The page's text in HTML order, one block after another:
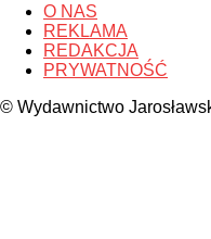
O NAS
REKLAMA
REDAKCJA
PRYWATNOŚĆ
© Wydawnictwo